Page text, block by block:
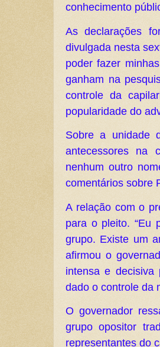
conhecimento
As declarações
divulgada nesta
poder fazer
ganham na
controle da
popularidade do
Sobre a unidade
antecessores na
nenhum outro
comentários sobre
A relação com o
para o pleito. “Eu
grupo. Existe um
afirmou o
intensa e
dado o controle da
O governador
grupo opositor
representantes do